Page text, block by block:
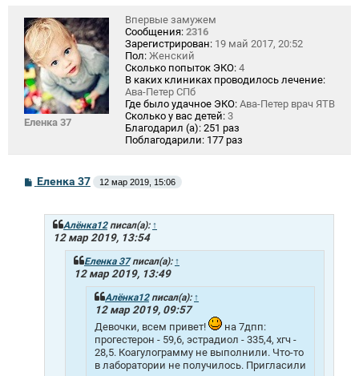
Еленка 37
Впервые замужем
Сообщения: 2316
Зарегистрирован: 19 май 2017, 20:52
Пол: Женский
Сколько попыток ЭКО: 4
В каких клиниках проводилось лечение:
Ава-Петер СПб
Где было удачное ЭКО: Ава-Петер врач ЯТВ
Сколько у вас детей: 3
Благодарил (а): 251 раз
Поблагодарили: 177 раз
С
о
Еленка 37 12 мар 2019, 15:06
Алёнка12писал(а): ↑
12 мар 2019, 13:54
Еленка 37писал(а): ↑
12 мар 2019, 13:49
Алёнка12писал(а): ↑
12 мар 2019, 09:57
Девочки, всем привет!
на 7дпп:
прогестерон - 59,6, эстрадиол - 335,4, хгч -
28,5. Коагулограмму не выполнили. Что-то
в лаборатории не получилось. Пригласили